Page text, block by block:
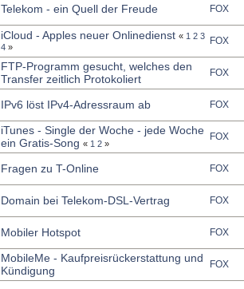
Telekom - ein Quell der Freude FOX
iCloud - Apples neuer Onlinedienst « 1 2 3
4 »
FOX
FTP-Programm gesucht, welches den
Transfer zeitlich Protokoliert
FOX
IPv6 löst IPv4-Adressraum ab FOX
iTunes - Single der Woche - jede Woche
ein Gratis-Song « 1 2 »
FOX
Fragen zu T-Online FOX
Domain bei Telekom-DSL-Vertrag FOX
Mobiler Hotspot FOX
MobileMe - Kaufpreisrückerstattung und
Kündigung
FOX